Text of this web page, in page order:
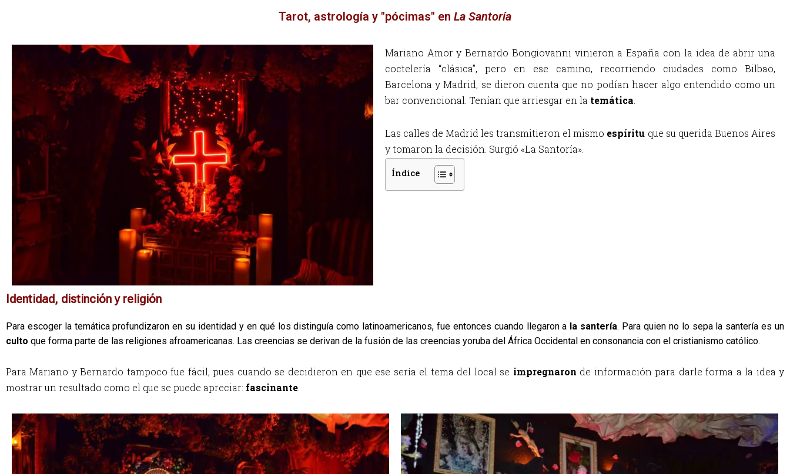
Tarot, astrología y "pócimas" en La Santoría
Mariano Amor y Bernardo Bongiovanni vinieron a España con la idea de abrir una
coctelería “clásica”, pero en ese camino, recorriendo ciudades como Bilbao,
Barcelona y Madrid, se dieron cuenta que no podían hacer algo entendido como un
bar convencional. Tenían que arriesgar en la temática
Las calles de Madrid les transmitieron el mismo espíritu que su querida Buenos Aires
y tomaron la decisión. Surgió «La Santoría».
Índice
Identidad, distinción y religión
Para escoger la temática profundizaron en su identidad y en qué los distinguía como latinoamericanos, fue entonces cuando llegaron a la santería
culto que forma parte de las religiones afroamericanas. Las creencias se derivan de la fusión de las creencias yoruba del África Occidental en consonancia con el cristianismo católico.
Para Mariano y Bernardo tampoco fue fácil, pues cuando se decidieron en que ese sería el tema del local se impregnaron de información para darle forma a la idea y
mostrar un resultado como el que se puede apreciar: fascinante